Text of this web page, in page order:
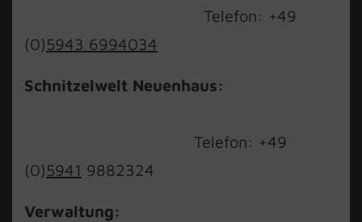
Telefon: +49
(0)5943 6994034
Schnitzelwelt Neuenhaus:
Telefon: +49
(0)5941 9882324
Verwaltung: